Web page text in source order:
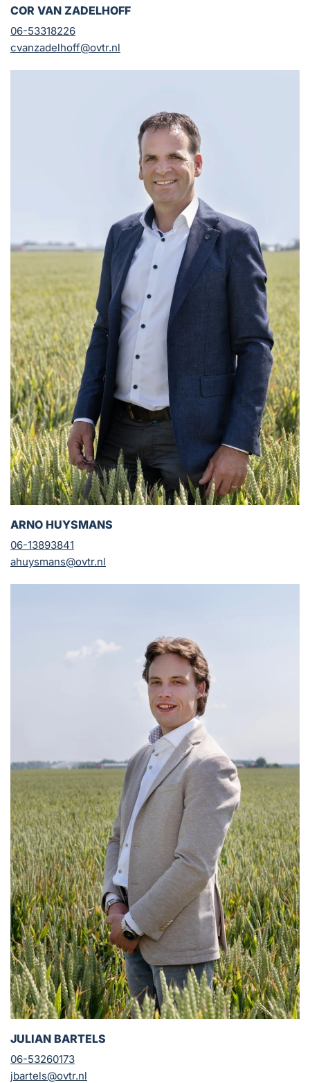
COR VAN ZADELHOFF
06-53318226
cvanzadelhoff@ovtr.nl
ARNO HUYSMANS
06-13893841
ahuysmans@ovtr.nl
JULIAN BARTELS
06-53260173
jbartels@ovtr.nl